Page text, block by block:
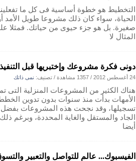
التخطيط هو خطوة أساسية فى كل ما
الحياة، سواء كان ذلك مشروعا طويل الأمد
صغيرة. بل هو جزء حيوى من حياتك. فمثلا
المثال لا
دونى فكرة مشروعك وإختبريها قبل التنفيذ
24 أغسطس 2012 / 1357 مشاهدة / تصنيف: نمى ذاتك
هناك الكثير من المشروعات المنزلية التى
الأمهات بدأت منذ سنوات بدون تدوين
تسجيلها، وقد نجحت هذه المشروعات بفضل
الجاد والمستقل والغاية المحددة، وبرغم
أيضا
الفيسبوك... عالم للتواصل والتعبير